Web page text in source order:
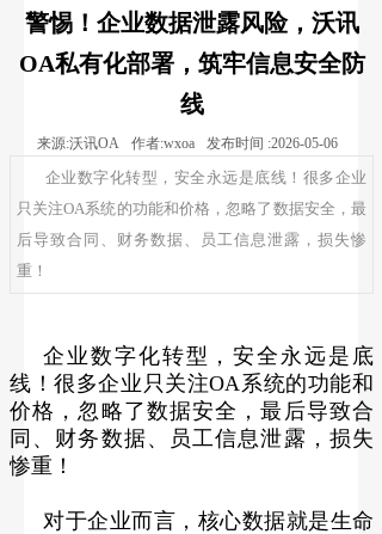
警惕！企业数据泄露风险，沃讯
OA私有化部署，筑牢信息安全防
线
来源:沃讯OA 作者:wxoa 发布时间 :2026-05-06
企业数字化转型，安全永远是底线！很多企业
只关注OA系统的功能和价格，忽略了数据安全，最
后导致合同、财务数据、员工信息泄露，损失惨
重！
企业数字化转型，安全永远是底
线！很多企业只关注OA系统的功能和
价格，忽略了数据安全，最后导致合
同、财务数据、员工信息泄露，损失
惨重！
对于企业而言，核心数据就是生命